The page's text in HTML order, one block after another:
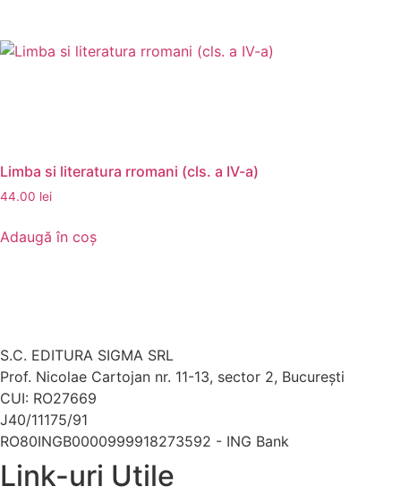
Limba si literatura rromani (cls. a IV-a)
44.00 lei
Adaugă în coș
S.C. EDITURA SIGMA SRL
Prof. Nicolae Cartojan nr. 11-13, sector 2, București
CUI: RO27669
J40/11175/91
RO80INGB0000999918273592 - ING Bank
Link-uri Utile